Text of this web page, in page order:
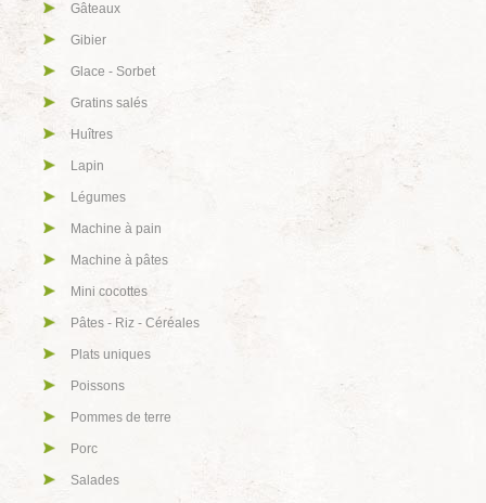
Gâteaux
Gibier
Glace - Sorbet
Gratins salés
Huîtres
Lapin
Légumes
Machine à pain
Machine à pâtes
Mini cocottes
Pâtes - Riz - Céréales
Plats uniques
Poissons
Pommes de terre
Porc
Salades